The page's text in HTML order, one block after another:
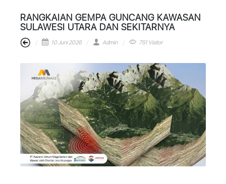
RANGKAIAN GEMPA GUNCANG KAWASAN
SULAWESI UTARA DAN SEKITARNYA
10 Juni 2026 Admin 751 Visitor